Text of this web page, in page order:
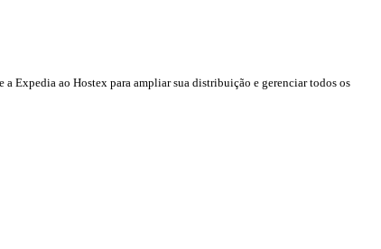
Expedia ao Hostex para ampliar sua distribuição e gerenciar todos os